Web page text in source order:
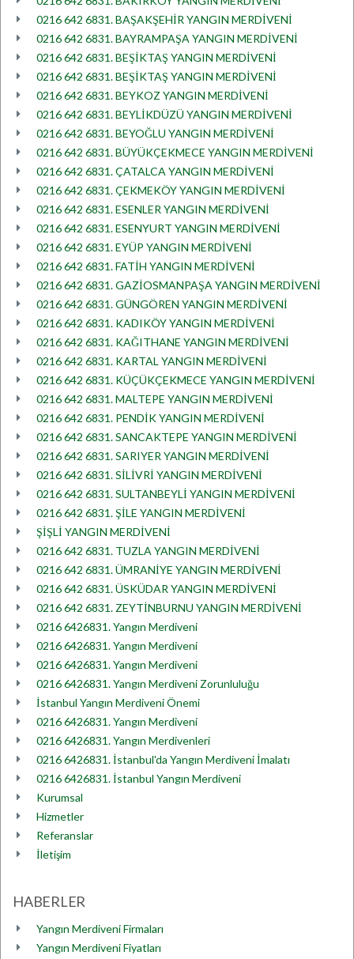
0216 642 6831. BAŞAKŞEHİR YANGIN MERDİVENİ
0216 642 6831. BAYRAMPAŞA YANGIN MERDİVENİ
0216 642 6831. BEŞİKTAŞ YANGIN MERDİVENİ
0216 642 6831. BEŞİKTAŞ YANGIN MERDİVENİ
0216 642 6831. BEYKOZ YANGIN MERDİVENİ
0216 642 6831. BEYLİKDÜZÜ YANGIN MERDİVENİ
0216 642 6831. BEYOĞLU YANGIN MERDİVENİ
0216 642 6831. BÜYÜKÇEKMECE YANGIN MERDİVENİ
0216 642 6831. ÇATALCA YANGIN MERDİVENİ
0216 642 6831. ÇEKMEKÖY YANGIN MERDİVENİ
0216 642 6831. ESENLER YANGIN MERDİVENİ
0216 642 6831. ESENYURT YANGIN MERDİVENİ
0216 642 6831. EYÜP YANGIN MERDİVENİ
0216 642 6831. FATİH YANGIN MERDİVENİ
0216 642 6831. GAZİOSMANPAŞA YANGIN MERDİVENİ
0216 642 6831. GÜNGÖREN YANGIN MERDİVENİ
0216 642 6831. KADIKÖY YANGIN MERDİVENİ
0216 642 6831. KAĞITHANE YANGIN MERDİVENİ
0216 642 6831. KARTAL YANGIN MERDİVENİ
0216 642 6831. KÜÇÜKÇEKMECE YANGIN MERDİVENİ
0216 642 6831. MALTEPE YANGIN MERDİVENİ
0216 642 6831. PENDİK YANGIN MERDİVENİ
0216 642 6831. SANCAKTEPE YANGIN MERDİVENİ
0216 642 6831. SARIYER YANGIN MERDİVENİ
0216 642 6831. SİLİVRİ YANGIN MERDİVENİ
0216 642 6831. SULTANBEYLİ YANGIN MERDİVENİ
0216 642 6831. ŞİLE YANGIN MERDİVENİ
ŞİŞLİ YANGIN MERDİVENİ
0216 642 6831. TUZLA YANGIN MERDİVENİ
0216 642 6831. ÜMRANİYE YANGIN MERDİVENİ
0216 642 6831. ÜSKÜDAR YANGIN MERDİVENİ
0216 642 6831. ZEYTİNBURNU YANGIN MERDİVENİ
0216 6426831. Yangın Merdiveni
0216 6426831. Yangın Merdiveni
0216 6426831. Yangın Merdiveni
0216 6426831. Yangın Merdiveni Zorunluluğu
İstanbul Yangın Merdiveni Önemi
0216 6426831. Yangın Merdiveni
0216 6426831. Yangın Merdivenleri
0216 6426831. İstanbul'da Yangın Merdiveni İmalatı
0216 6426831. İstanbul Yangın Merdiveni
Kurumsal
Hizmetler
Referanslar
İletişim
HABERLER
Yangın Merdiveni Firmaları
Yangın Merdiveni Fiyatları